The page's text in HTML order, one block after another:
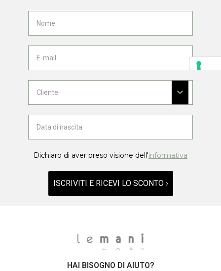
Dichiaro di aver preso visione dell'informativa
ISCRIVITI E RICEVI LO SCONTO ›
HAI BISOGNO DI AIUTO?